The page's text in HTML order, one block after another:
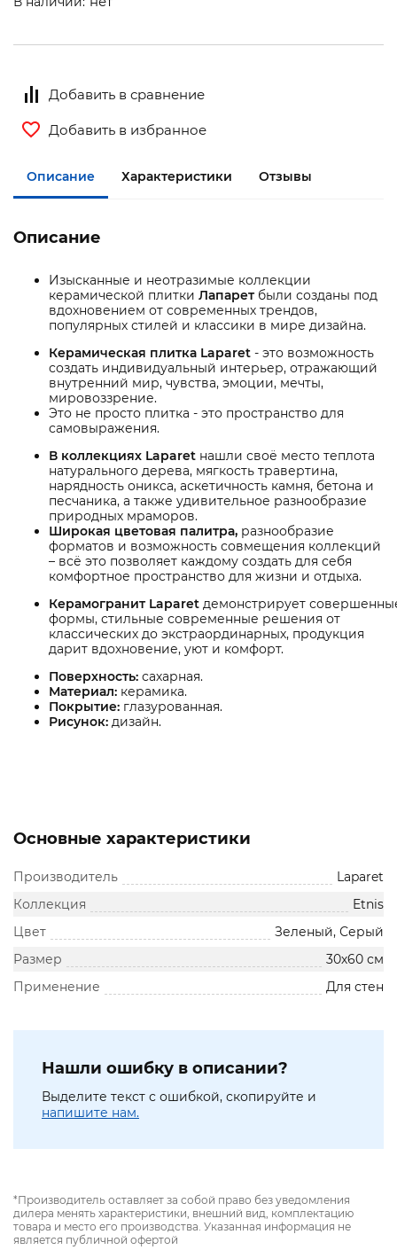
Добавить в сравнение
Добавить в избранное
Описание Характеристики Отзывы
Описание
Изысканные и неотразимые коллекции
керамической плитки Лапарет были созданы под
вдохновением от современных трендов,
популярных стилей и классики в мире дизайна.
Керамическая плитка Laparet - это возможность
создать индивидуальный интерьер, отражающий
внутренний мир, чувства, эмоции, мечты,
мировоззрение.
Это не просто плитка - это пространство для
самовыражения.
В коллекциях Laparet нашли своё место теплота
натурального дерева, мягкость травертина,
нарядность оникса, аскетичность камня, бетона и
песчаника, а также удивительное разнообразие
природных мраморов.
Широкая цветовая палитра, разнообразие
форматов и возможность совмещения коллекций
– всё это позволяет каждому создать для себя
комфортное пространство для жизни и отдыха.
Керамогранит Laparet демонстрирует
формы, стильные современные решения от
классических до экстраординарных, продукция
дарит вдохновение, уют и комфорт.
Поверхность: сахарная.
Материал: керамика.
Покрытие: глазурованная.
Рисунок: дизайн.
Основные характеристики
Производитель
Laparet
Коллекция
Etnis
Цвет
Зеленый, Серый
Размер
30х60 см
Применение
Для стен
Нашли ошибку в описании?
Выделите текст с ошибкой, скопируйте и
напишите нам.
*Производитель оставляет за собой право без уведомления
дилера менять характеристики, внешний вид, комплектацию
товара и место его производства. Указанная информация не
является публичной офертой